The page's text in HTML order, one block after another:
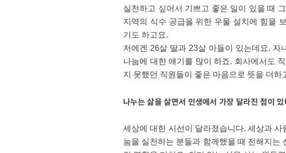
실천하고 싶어서 기쁘고 좋은 일이 있을 때
지역의 식수 공급을 위한 우물 설치에 힘을
기도 하고요.
저에겐 26살 딸과 23살 아들이 있는데요. 자
나눔에 대한 얘기를 많이 하죠. 회사에서도
지 못했던 직원들이 좋은 마음으로 뜻을 더하
나누는 삶을 살면서 인생에서 가장 달라진 점이
세상에 대한 시선이 달라졌습니다. 세상과
눔을 실천하는 분들과 함께했을 때 전해지는